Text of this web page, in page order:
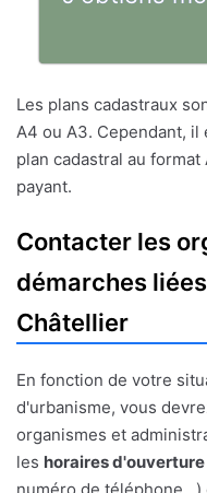
Les plans cadastraux
A4 ou A3. Cependant,
plan cadastral au
payant.
Contacter les
démarches
Châtellier
En fonction de votre
d'urbanisme, vous
organismes et
les horaires